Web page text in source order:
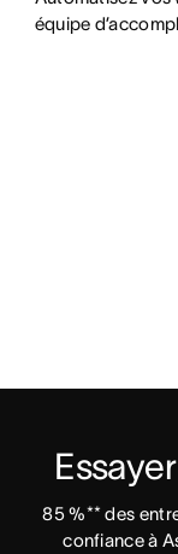
équipe
85 %** des
confiance à